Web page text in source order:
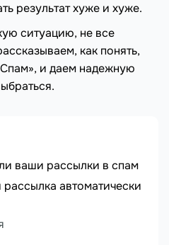
результат хуже и хуже.
ситуацию, не все
как понять,
и даем надежную
ваши рассылки в спам
автоматически